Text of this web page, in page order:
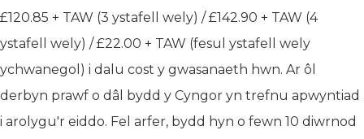
£120.85 + TAW (3 ystafell wely) / £142.90 + TAW (4
ystafell wely) / £22.00 + TAW (fesul ystafell wely
ychwanegol) i dalu cost y gwasanaeth hwn. Ar ôl
derbyn prawf o dâl bydd y Cyngor yn trefnu apwyntiad
i arolygu'r eiddo. Fel arfer, bydd hyn o fewn 10 diwrnod